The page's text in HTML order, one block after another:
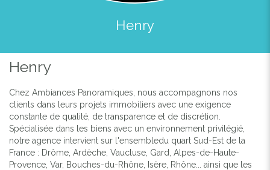
Previous
Henry
Henry
Chez Ambiances Panoramiques, nous accompagnons nos
clients dans leurs projets immobiliers avec une exigence
constante de qualité, de transparence et de discrétion.
Spécialisée dans les biens avec un environnement privilégié,
notre agence intervient sur l'ensembledu quart Sud-Est de la
France : Drôme, Ardèche, Vaucluse, Gard, Alpes-de-Haute-
Provence, Var, Bouches-du-Rhône, Isère, Rhône... ainsi que les